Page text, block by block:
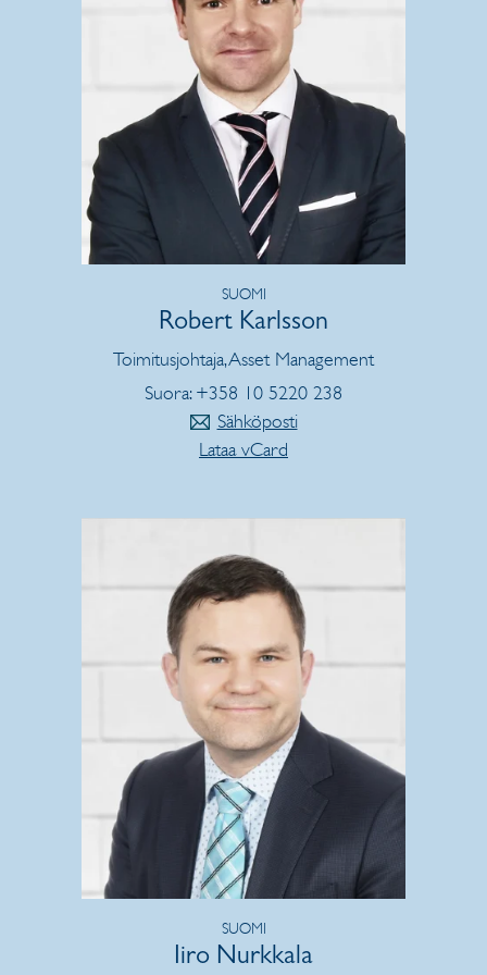
SUOMI
Robert Karlsson
Toimitusjohtaja, Asset Management
Suora: +358 10 5220 238
Sähköposti
Lataa vCard
SUOMI
Iiro Nurkkala